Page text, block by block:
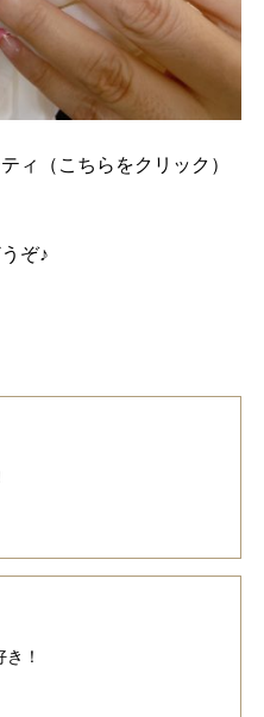
ィ（こちらをクリック）
ぞ♪
！